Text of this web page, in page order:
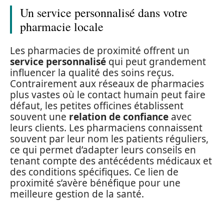
Un service personnalisé dans votre
pharmacie locale
Les pharmacies de proximité offrent un
service personnalisé qui peut grandement
influencer la qualité des soins reçus.
Contrairement aux réseaux de pharmacies
plus vastes où le contact humain peut faire
défaut, les petites officines établissent
souvent une relation de confiance avec
leurs clients. Les pharmaciens connaissent
souvent par leur nom les patients réguliers,
ce qui permet d’adapter leurs conseils en
tenant compte des antécédents médicaux et
des conditions spécifiques. Ce lien de
proximité s’avère bénéfique pour une
meilleure gestion de la santé.